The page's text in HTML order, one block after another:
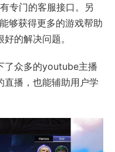
专门的客服接口。另
够获得更多的游戏帮助
的解决问题。
了众多的youtube主播
直播，也能辅助用户学